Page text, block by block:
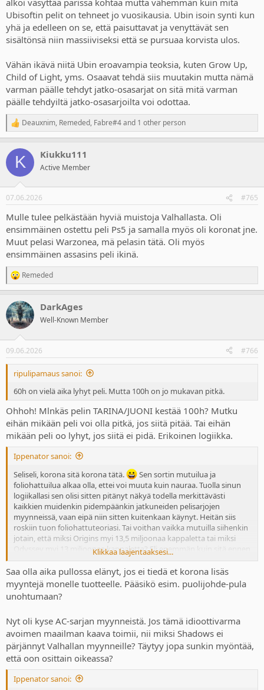
Ubisoftin pelit on tehneet jo vuosikausia. Ubin isoin synti kun
yhä ja edelleen on se, että paisuttavat ja venyttävät sen
sisältönsä niin massiiviseksi että se pursuaa korvista ulos.
Vähän ikävä niitä Ubin eroavampia teoksia, kuten Grow Up,
Child of Light, yms. Osaavat tehdä siis muutakin mutta nämä
varman päälle tehdyt jatko-osasarjat on sitä mitä varman
päälle tehdyiltä jatko-osasarjoilta voi odottaa.
R
e
c
i
s
Deauxnim, Remeded, Fabre#4and 1 other person
K Kiukku111
Active Member
07.06.2026 #765
Mulle tulee pelkästään hyviä muistoja Valhallasta. Oli
ensimmäinen ostettu peli Ps5 ja samalla myös oli koronat jne.
Muut pelasi Warzonea, mä pelasin tätä. Oli myös
ensimmäinen assasins peli ikinä.
R
e
c
t
i
s
:
Remeded
DarkAges
Well-Known Member
09.06.2026 #766
ripulipamaus sanoi:
60h on vielä aika lyhyt peli. Mutta 100h on jo mukavan pitkä.
Ohhoh! Mlnkäs pelin TARINA/JUONI kestää 100h? Mutku
eihän mikään peli voi olla pitkä, jos siitä pitää. Tai eihän
mikään peli oo lyhyt, jos siitä ei pidä. Erikoinen logiikka.
Ippenator sanoi:
Seliseli, korona sitä korona tätä.
Sen sortin mutuilua ja
foliohattuilua alkaa olla, ettei voi muuta kuin nauraa. Tuolla sinun
logiikallasi sen olisi sitten pitänyt näkyä todella merkittävästi
kaikkien muidenkin pidempäänkin jatkuneiden pelisarjojen
myynneissä, vaan eipä niin sitten kuitenkaan käynyt. Heitän siis
roskiin tuon foliohattuteoriasi. Tai voithan vaikka mutuilla siihenkin
jotain, että miksi Origins myi 13,5 miljoonaa kappaletta tai miksi
Odyssey myi 13 miljoonaa kappaletta? Eli enemmän kuin sitä ennen
julkaistut AC-pelit vastaavissa ajoissa. Oliko silloin ehkä piilokorona?
Vai jäikö konsolien joku välisukupolvi ja sen vaikutus
pelimyynteihin jotenkin huomaamatta? Sinulla onneksi löytynee
tähänkin hienoja teorioita?
Klikkaa laajentaaksesi...
Saa olla aika pullossa elänyt, jos ei tiedä et korona lisäs
myyntejä monelle tuotteelle. Pääsikö esim. puolijohde-pula
unohtumaan?
Nyt oli kyse AC-sarjan myynneistä. Jos tämä idioottivarma
avoimen maailman kaava toimii, nii miksi Shadows ei
pärjännyt Valhallan myynneille? Täytyy jopa sunkin myöntää,
että oon osittain oikeassa?
Ippenator sanoi: